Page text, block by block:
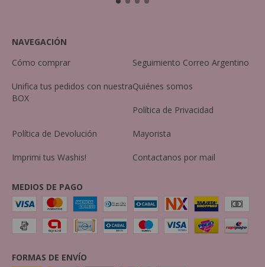
NAVEGACIÓN
Cómo comprar
Seguimiento Correo Argentino
Unifica tus pedidos con nuestra
BOX
Quiénes somos
Política de Privacidad
Política de Devolución Mayorista
Imprimi tus Washis! Contactanos por mail
MEDIOS DE PAGO
FORMAS DE ENVÍO